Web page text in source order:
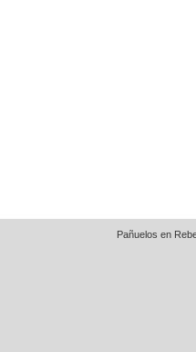
Pañuelos en